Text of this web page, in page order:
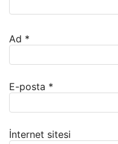
Ad *
E-posta *
İnternet sitesi